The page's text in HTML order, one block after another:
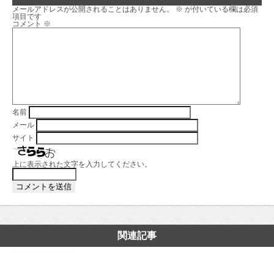
メールアドレスが公開されることはありません。 ※ が付いている欄は必須
項目です
コメント ※
名前
メール
サイト
上に表示された文字を入力してください。
関連記事